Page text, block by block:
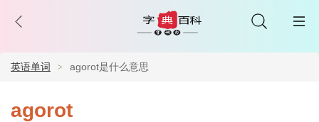
英语单词 agorot是什么意思
agorot